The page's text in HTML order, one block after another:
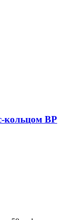
кольцом ВР